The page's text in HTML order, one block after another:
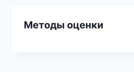
Методы оценки